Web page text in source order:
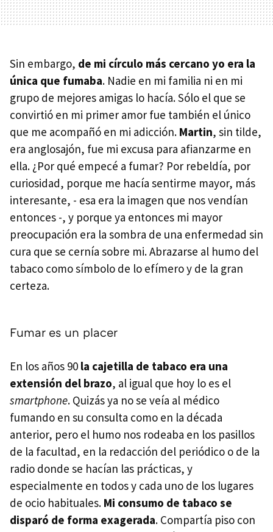
Sin embargo, de mi círculo más cercano yo era la
única que fumaba. Nadie en mi familia ni en mi
grupo de mejores amigas lo hacía. Sólo el que se
convirtió en mi primer amor fue también el único
que me acompañó en mi adicción. Martin, sin tilde,
era anglosajón, fue mi excusa para afianzarme en
ella. ¿Por qué empecé a fumar? Por rebeldía, por
curiosidad, porque me hacía sentirme mayor, más
interesante, - esa era la imagen que nos vendían
entonces -, y porque ya entonces mi mayor
preocupación era la sombra de una enfermedad sin
cura que se cernía sobre mi. Abrazarse al humo del
tabaco como símbolo de lo efímero y de la gran
certeza.
Fumar es un placer
En los años 90 la cajetilla de tabaco era una
extensión del brazo, al igual que hoy lo es el
smartphone. Quizás ya no se veía al médico
fumando en su consulta como en la década
anterior, pero el humo nos rodeaba en los pasillos
de la facultad, en la redacción del periódico o de la
radio donde se hacían las prácticas, y
especialmente en todos y cada uno de los lugares
de ocio habituales. Mi consumo de tabaco se
disparó de forma exagerada. Compartía piso con